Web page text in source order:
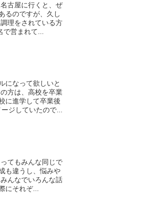
古屋に行くと、ぜ
るのですが、久し
理をされている方
営まれて...
になって欲しいと
方は、高校を卒業
に進学して卒業後
ジしていたので...
てもみんな同じで
も違うし、悩みや
んなでいろんな話
にそれぞ...